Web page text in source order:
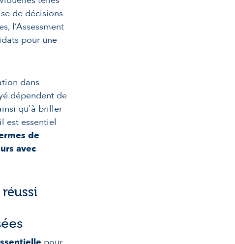
de décisions
l’Assessment
pour une
dans
dépendent de
qu'à briller
est essentiel
de
avec